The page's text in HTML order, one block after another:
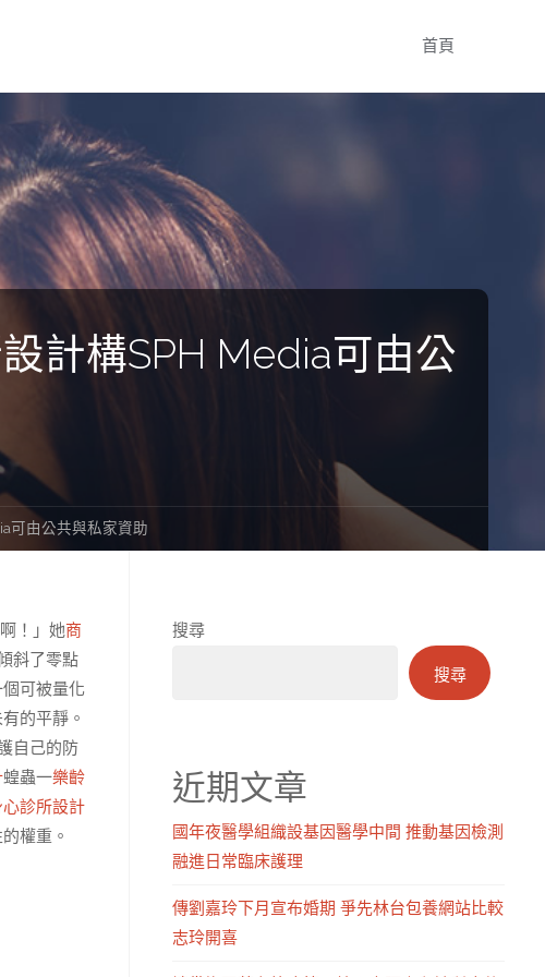
首頁
計構SPH Media可由公
可由公共與私家資助
！」她商
斜了零點
可被量化
的平靜。
自己的防
蝗蟲一樂齡
心診所設計
權重。
搜尋
搜尋
近期文章
國年夜醫學組織設基因醫學中間 推動基因檢測
融進日常臨床護理
傳劉嘉玲下月宣布婚期 爭先林台包養網站比較
志玲開喜